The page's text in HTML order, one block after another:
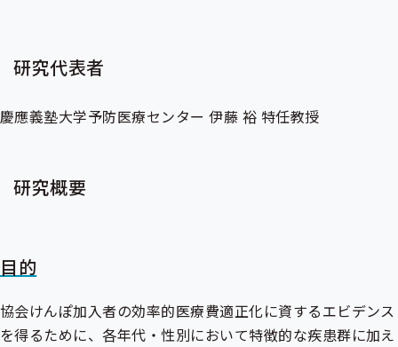
研究代表者
慶應義塾大学予防医療センター 伊藤 裕 特任教授
研究概要
目的
協会けんぽ加入者の効率的医療費適正化に資するエビデンス
を得るために、各年代・性別において特徴的な疾患群に加え